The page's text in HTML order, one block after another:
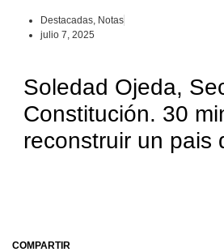
Destacadas Notas
julio 7, 2025
Soledad Ojeda,
Constitución. 30
reconstruir un pais
COMPARTIR